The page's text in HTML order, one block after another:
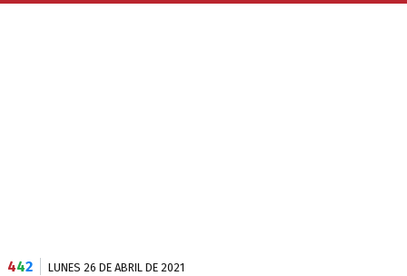
442 LUNES 26 DE ABRIL DE 2021